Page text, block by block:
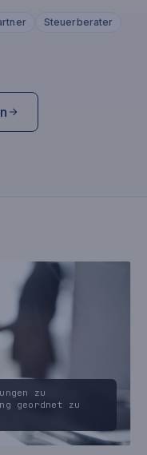
Steuerberater
zu
geordnet zu